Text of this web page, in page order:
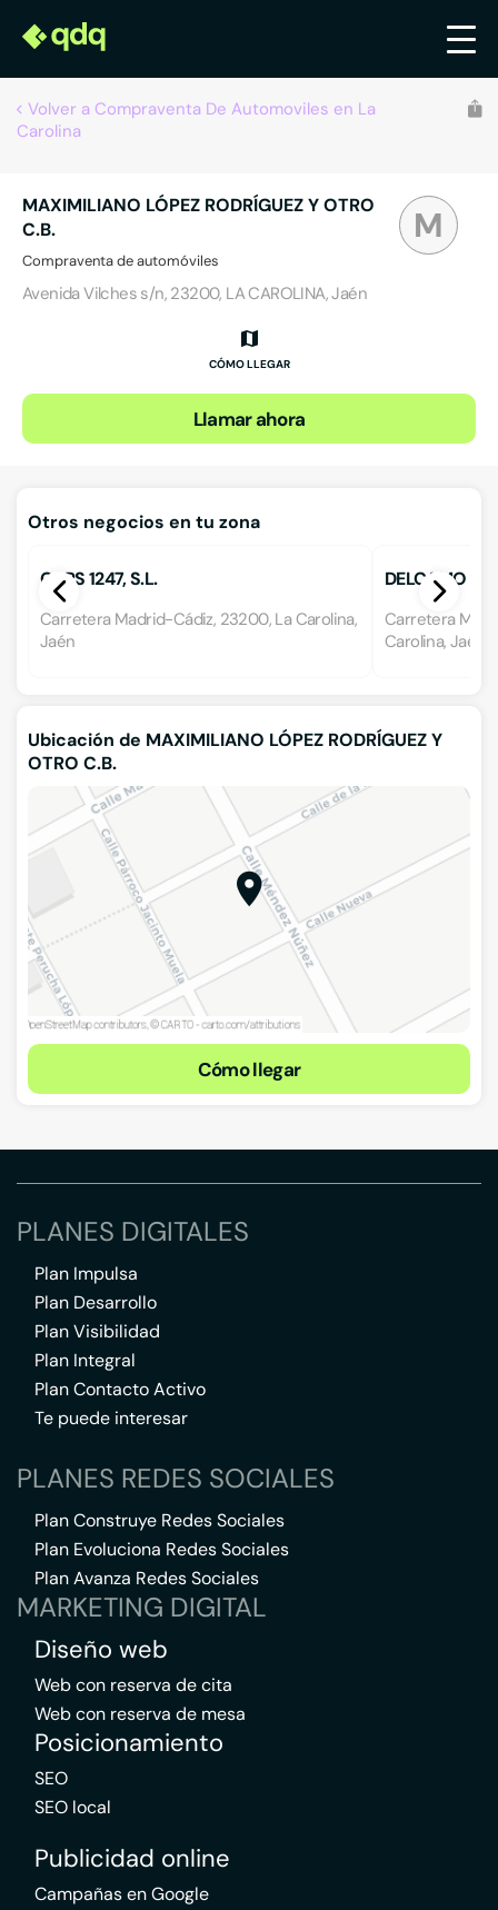
Volver a Compraventa De Automoviles en La
Carolina
M
MAXIMILIANO LÓPEZ RODRÍGUEZ Y OTRO
C.B.
Compraventa de automóviles
Avenida Vilches s/n, 23200, LA CAROLINA, Jaén
CÓMO LLEGAR
Llamar ahora
Otros negocios en tu zona
CARS 1247, S.L.
Carretera Madrid-Cádiz, 23200, La Carolina,
Jaén
DELCAMO
Carretera
Carolina, Jaén
Ubicación de MAXIMILIANO LÓPEZ RODRÍGUEZ Y
OTRO C.B.
Cómo llegar
PLANES DIGITALES
Plan Impulsa
Plan Desarrollo
Plan Visibilidad
Plan Integral
Plan Contacto Activo
Te puede interesar
PLANES REDES SOCIALES
Plan Construye Redes Sociales
Plan Evoluciona Redes Sociales
Plan Avanza Redes Sociales
MARKETING DIGITAL
Diseño web
Web con reserva de cita
Web con reserva de mesa
Posicionamiento
SEO
SEO local
Publicidad online
Campañas en Google